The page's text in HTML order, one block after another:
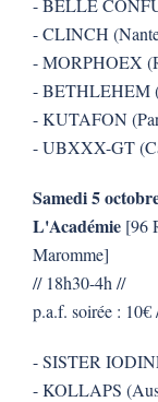
- BELLE
- CLINCH
- MORPHOEX
- BETHLEHEM
- KUTAFON
- UBXXX-GT
Samedi 5
L'Académie [96
Maromme]
// 18h30-4h //
p.a.f. soirée : 10€
- SISTER
- KOLLAPS